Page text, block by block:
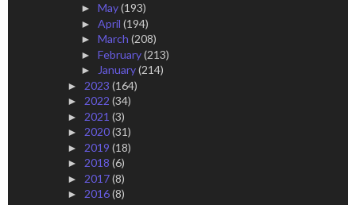
► May(193)
► April (194)
► March (208)
► February(213)
► January(214)
► 2023 (164)
► 2022 (34)
► 2021 (3)
► 2020(31)
► 2019 (18)
► 2018 (6)
► 2017(8)
► 2016(8)